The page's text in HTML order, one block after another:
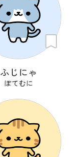
ふじにゃ
ぽてむに